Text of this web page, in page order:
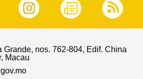
Grande, nos. 762-804, Edif. China
Macau